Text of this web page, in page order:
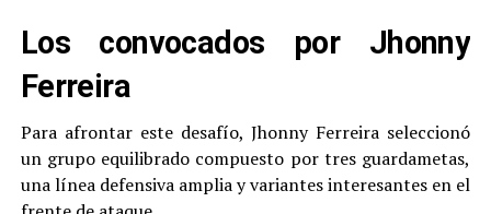
Los convocados por Jhonny
Ferreira
Para afrontar este desafío, Jhonny Ferreira seleccionó
un grupo equilibrado compuesto por tres guardametas,
una línea defensiva amplia y variantes interesantes en el